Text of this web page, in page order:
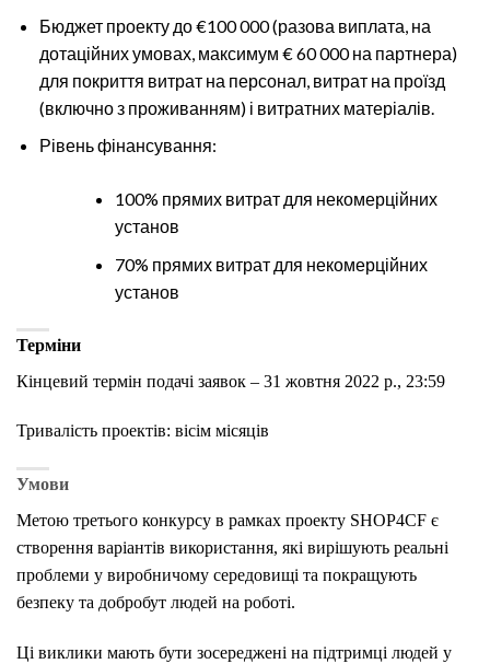
Бюджет проекту до €100 000 (разова виплата, на
дотаційних умовах, максимум € 60 000 на партнера)
для покриття витрат на персонал, витрат на проїзд
(включно з проживанням) і витратних матеріалів.
Рівень фінансування:
100% прямих витрат для некомерційних
установ
70% прямих витрат для некомерційних
установ
Терміни
Кінцевий термін подачі заявок – 31 жовтня 2022 р., 23:59
Тривалість проектів: вісім місяців
Умови
Метою третього конкурсу в рамках проекту SHOP4CF є
створення варіантів використання, які вирішують реальні
проблеми у виробничому середовищі та покращують
безпеку та добробут людей на роботі.
Ці виклики мають бути зосереджені на підтримці людей у